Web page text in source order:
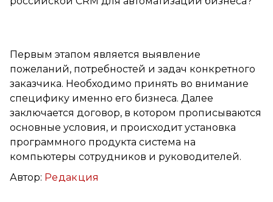
Первым этапом является выявление
пожеланий, потребностей и задач конкретного
заказчика. Необходимо принять во внимание
специфику именно его бизнеса. Далее
заключается договор, в котором прописываются
основные условия, и происходит установка
программного продукта система на
компьютеры сотрудников и руководителей.
Автор: Редакция